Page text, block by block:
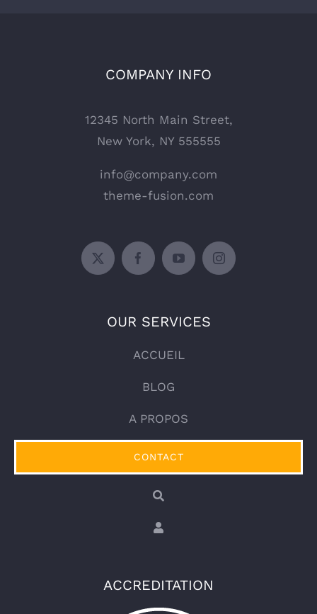
COMPANY INFO
12345 North Main Street,
New York, NY 555555
info@company.com
theme-fusion.com
OUR SERVICES
ACCUEIL
BLOG
A PROPOS
CONTACT
ACCREDITATION